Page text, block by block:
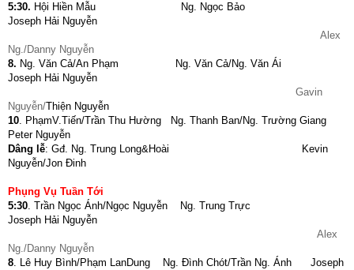
5:30. Hội Hiền Mẫu Ng. Ngọc Bảo
Joseph Hải Nguyễn
Alex
Ng./Danny Nguyễn
8. Ng. Văn Cả/An Phạm Ng. Văn Cả/Ng. Văn Ái
Joseph Hải Nguyễn
Gavin
Nguyễn/Thiện Nguyễn
10. PhạmV.Tiến/Trần Thu Hường Ng. Thanh Ban/Ng. Trường Giang
Peter Nguyễn
Dâng lễ: Gđ. Ng. Trung Long&Hoài Kevin
Nguyễn/Jon Đinh
Phụng Vụ Tuần Tới
5:30. Trần Ngọc Ánh/Ngọc Nguyễn Ng. Trung Trực
Joseph Hải Nguyễn
Alex
Ng./Danny Nguyễn
8. Lê Huy Bình/Phạm LanDung Ng. Đình Chót/Trần Ng. Ánh Joseph